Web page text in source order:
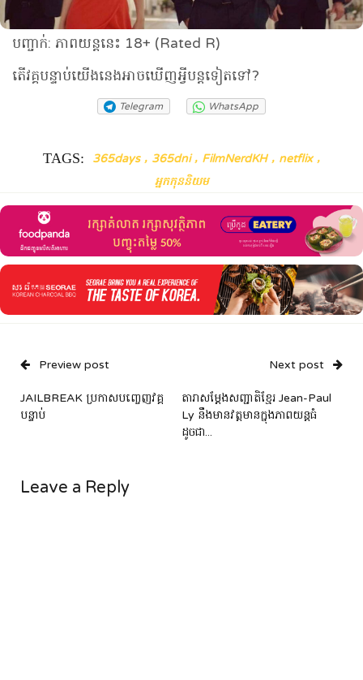
បញ្ចាក់: ភាពយន្តនេះ 18+ (Rated R)
តើវគ្គបន្ទាប់យើងនេងអាចឃើញអ្វីបន្តទៀតទៅ?
Telegram WhatsApp
TAGS: 365days , 365dni , FilmNerdKH , netflix ,
អ្នកកុននិយម
Preview post
JAILBREAK ប្រកាសបញ្ចេញវគ្គ
បន្ទាប់
Next post
តារាសម្តែងសញ្ជាតិខ្មែរ Jean-Paul
Ly នឹងមានវត្តមានក្នុងភាពយន្តធំ
ដូចជា...
Leave a Reply